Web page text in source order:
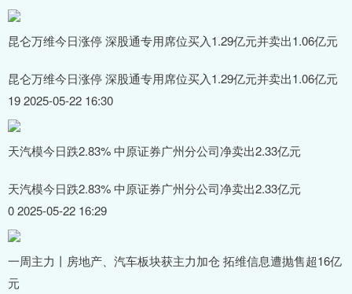
昆仑万维今日涨停 深股通专用席位买入1.29亿元并卖出1.06亿元
昆仑万维今日涨停 深股通专用席位买入1.29亿元并卖出1.06亿元
19 2025-05-22 16:30
天汽模今日跌2.83% 中原证券广州分公司净卖出2.33亿元
天汽模今日跌2.83% 中原证券广州分公司净卖出2.33亿元
0 2025-05-22 16:29
一周主力丨房地产、汽车板块获主力加仓 拓维信息遭抛售超16亿
元